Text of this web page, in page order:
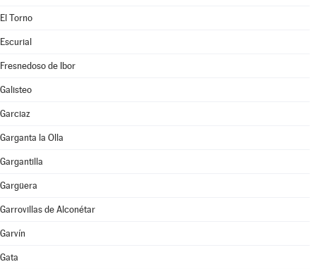
El Torno
Escurial
Fresnedoso de Ibor
Galisteo
Garciaz
Garganta la Olla
Gargantilla
Gargüera
Garrovillas de Alconétar
Garvín
Gata